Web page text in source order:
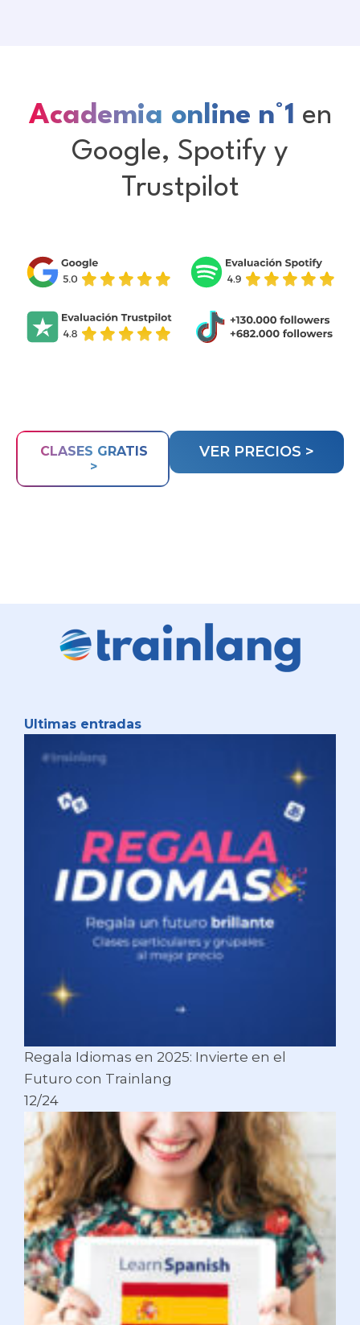
Academia online n°1 en
Google, Spotify y
Trustpilot
CLASES GRATIS
>
VER PRECIOS >
Ultimas entradas
Regala Idiomas en 2025: Invierte en el
Futuro con Trainlang
12/24